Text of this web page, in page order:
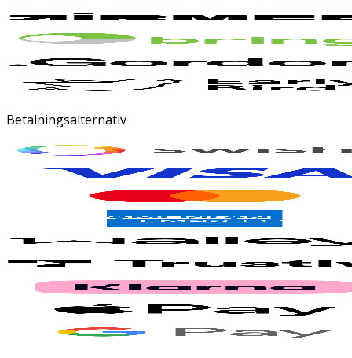
Betalningsalternativ